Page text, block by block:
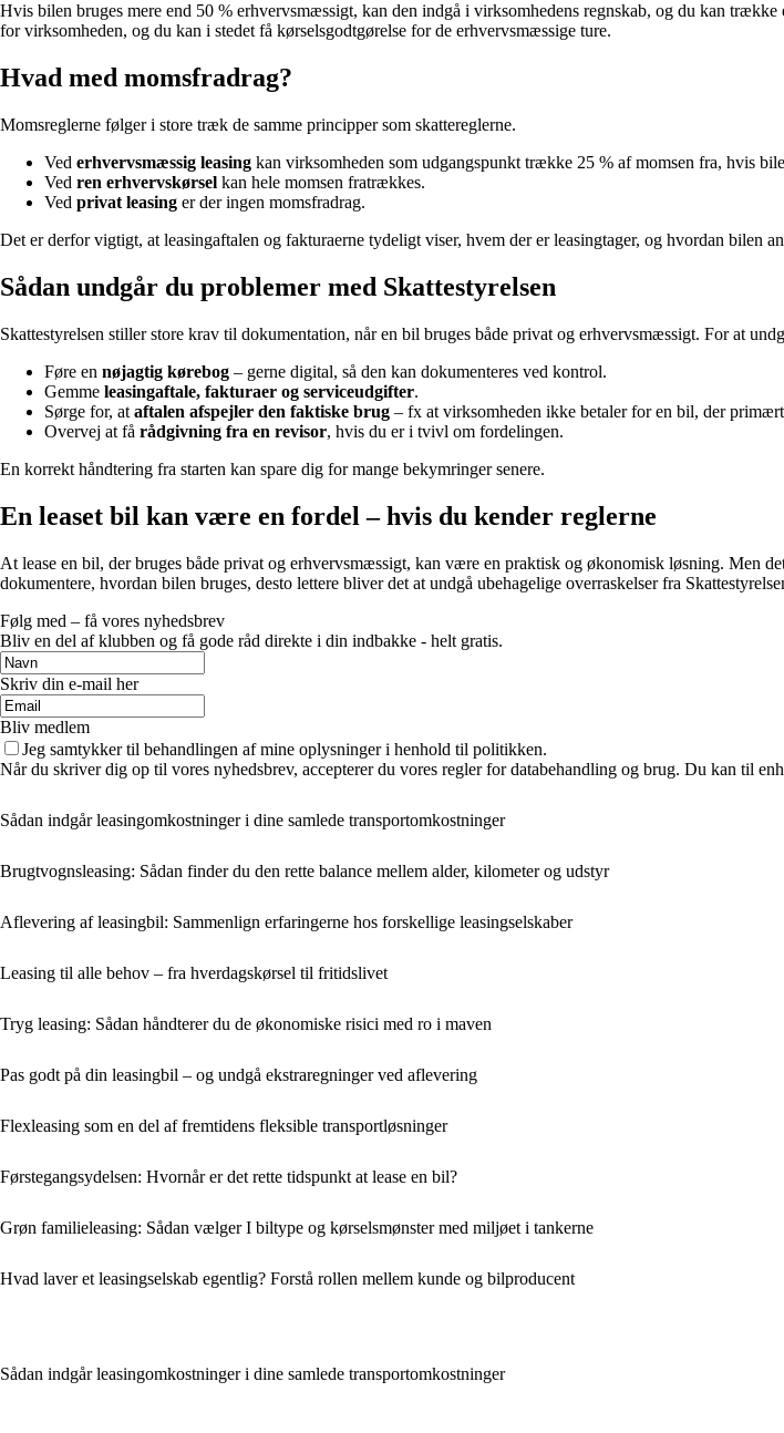
Hvis bilen bruges mere end 50 % erhvervsmæssigt, kan den indgå i virksomhedens regnskab, og du kan
for virksomheden, og du kan i stedet få kørselsgodtgørelse for de erhvervsmæssige ture.
Hvad med momsfradrag?
Momsreglerne følger i store træk de samme principper som skattereglerne.
Ved erhvervsmæssig leasing kan virksomheden som udgangspunkt trække 25 % af momsen fra, hvis
Ved ren erhvervskørsel kan hele momsen fratrækkes.
Ved privat leasing er der ingen momsfradrag.
Det er derfor vigtigt, at leasingaftalen og fakturaerne tydeligt viser, hvem der er leasingtager, og hvordan bilen
Sådan undgår du problemer med Skattestyrelsen
Skattestyrelsen stiller store krav til dokumentation, når en bil bruges både privat og erhvervsmæssigt. For at
Føre en nøjagtig kørebog – gerne digital, så den kan dokumenteres ved kontrol.
Gemme leasingaftale, fakturaer og serviceudgifter.
Sørge for, at aftalen afspejler den faktiske brug – fx at virksomheden ikke betaler for en bil, der
Overvej at få rådgivning fra en revisor, hvis du er i tvivl om fordelingen.
En korrekt håndtering fra starten kan spare dig for mange bekymringer senere.
En leaset bil kan være en fordel – hvis du kender reglerne
At lease en bil, der bruges både privat og erhvervsmæssigt, kan være en praktisk og økonomisk løsning. Men
dokumentere, hvordan bilen bruges, desto lettere bliver det at undgå ubehagelige overraskelser fra
Følg med – få vores nyhedsbrev
Bliv en del af klubben og få gode råd direkte i din indbakke - helt gratis.
Skriv din e-mail her
Bliv medlem
Jeg samtykker til behandlingen af mine oplysninger i henhold til politikken.
Når du skriver dig op til vores nyhedsbrev, accepterer du vores regler for databehandling og brug. Du kan til
Sådan indgår leasingomkostninger i dine samlede transportomkostninger
Brugtvognsleasing: Sådan finder du den rette balance mellem alder, kilometer og udstyr
Aflevering af leasingbil: Sammenlign erfaringerne hos forskellige leasingselskaber
Leasing til alle behov – fra hverdagskørsel til fritidslivet
Tryg leasing: Sådan håndterer du de økonomiske risici med ro i maven
Pas godt på din leasingbil – og undgå ekstraregninger ved aflevering
Flexleasing som en del af fremtidens fleksible transportløsninger
Førstegangsydelsen: Hvornår er det rette tidspunkt at lease en bil?
Grøn familieleasing: Sådan vælger I biltype og kørselsmønster med miljøet i tankerne
Hvad laver et leasingselskab egentlig? Forstå rollen mellem kunde og bilproducent
Sådan indgår leasingomkostninger i dine samlede transportomkostninger